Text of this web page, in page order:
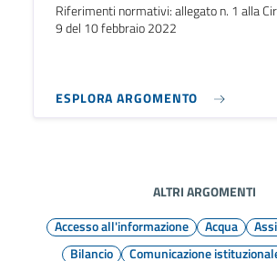
Riferimenti normativi: allegato n. 1 alla
9 del 10 febbraio 2022
ESPLORA ARGOMENTO
ALTRI ARGOMENTI
Accesso all'informazione
Acqua
Bilancio
Comunicazione